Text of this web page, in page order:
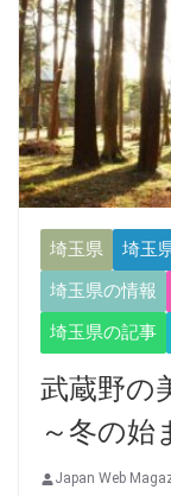
埼玉県 埼玉
埼玉県の情報
埼玉県の記事
武蔵野の
～冬の始
Japan Web